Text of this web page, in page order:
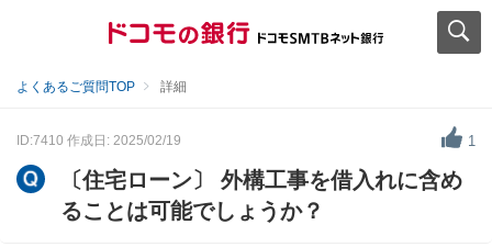
よくあるご質問TOP 詳細
ID:7410 作成日: 2025/02/19 1
〔住宅ローン〕 外構工事を借入れに含め
ることは可能でしょうか？